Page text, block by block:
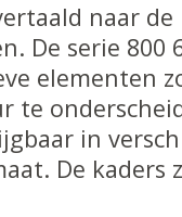
naar
De serie 800
elementen
te
in
De kaders